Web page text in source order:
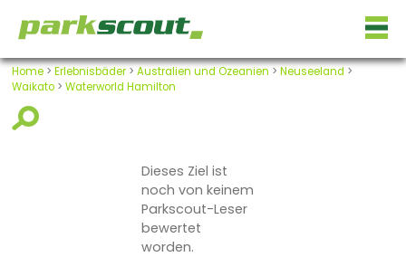
Home> Erlebnisbäder> Australien und Ozeanien > Neuseeland >
Waikato> Waterworld Hamilton
Dieses Ziel ist
noch von keinem
Parkscout-Leser
bewertet
worden.